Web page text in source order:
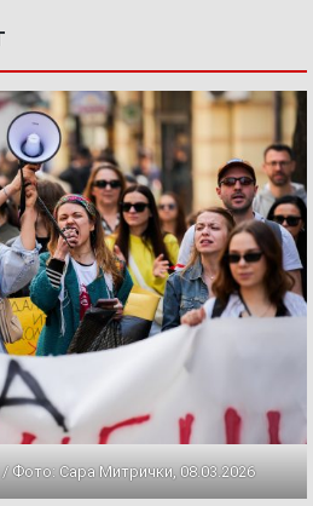
Сара Митрички, 08.03.2026